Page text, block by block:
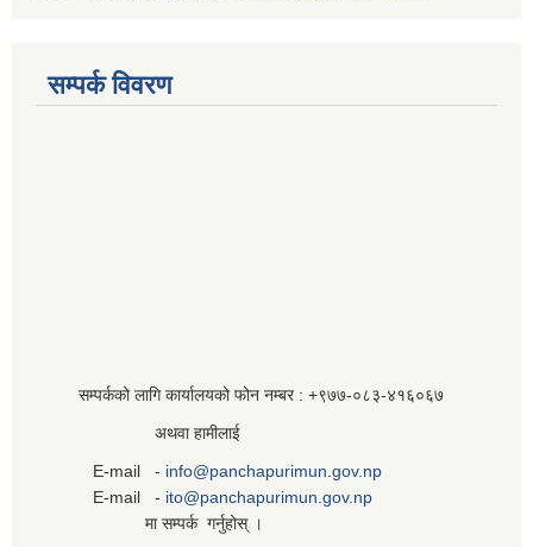
सम्पर्क विवरण
सम्पर्कको लागि कार्यालयको फोन नम्बर : +९७७-०८३‍-४१६०६७
अथवा हामीलाई
E-mail - info@panchapurimun.gov.np
E-mail - ito@panchapurimun.gov.np
मा सम्पर्क गर्नुहोस् ।